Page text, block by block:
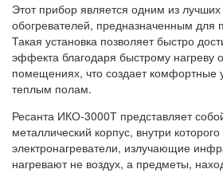
Этот прибор является одним из
обогревателей, предназначенным для
Такая установка позволяет быстро
эффекта благодаря быстрому нагреву
помещениях, что создает комфортные
теплым полам.
Ресанта ИКО-3000Т представляет
металлический корпус, внутри
электронагреватели, излучающие
нагревают не воздух, а предметы,